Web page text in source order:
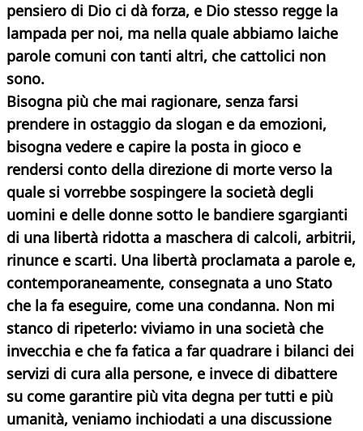
pensiero di Dio ci dà forza, e Dio stesso regge la
lampada per noi, ma nella quale abbiamo laiche
parole comuni con tanti altri, che cattolici non
sono.
Bisogna più che mai ragionare, senza farsi
prendere in ostaggio da slogan e da emozioni,
bisogna vedere e capire la posta in gioco e
rendersi conto della direzione di morte verso la
quale si vorrebbe sospingere la società degli
uomini e delle donne sotto le bandiere sgargianti
di una libertà ridotta a maschera di calcoli, arbitrii,
rinunce e scarti. Una libertà proclamata a parole e,
contemporaneamente, consegnata a uno Stato
che la fa eseguire, come una condanna. Non mi
stanco di ripeterlo: viviamo in una società che
invecchia e che fa fatica a far quadrare i bilanci dei
servizi di cura alla persone, e invece di dibattere
su come garantire più vita degna per tutti e più
umanità, veniamo inchiodati a una discussione